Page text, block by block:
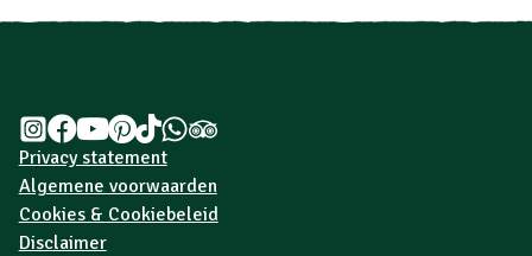
Privacy statement
Algemene voorwaarden
Cookies & Cookiebeleid
Disclaimer